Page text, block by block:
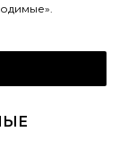
сроки
его.